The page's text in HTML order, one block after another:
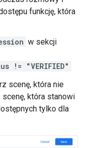
funkcję, która
w sekcji
!= "VERIFIED"
scenę, która nie
scenę, która stanowi
tylko dla